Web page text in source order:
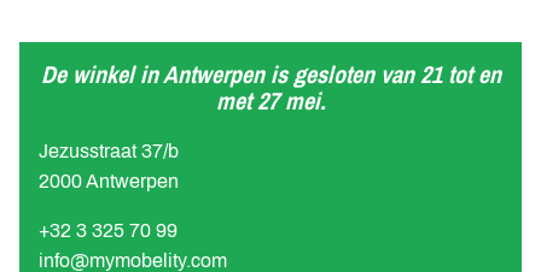
De winkel in Antwerpen is gesloten van 21 tot en
met 27 mei.
Jezusstraat 37/b
2000 Antwerpen
+32 3 325 70 99
info@mymobelity.com